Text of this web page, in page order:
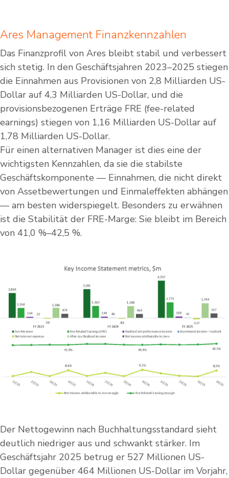
Ares Management Finanzkennzahlen
Das Finanzprofil von Ares bleibt stabil und verbessert
sich stetig. In den Geschäftsjahren 2023–2025 stiegen
die Einnahmen aus Provisionen von 2,8 Milliarden US-
Dollar auf 4,3 Milliarden US-Dollar, und die
provisionsbezogenen Erträge FRE (fee-related
earnings) stiegen von 1,16 Milliarden US-Dollar auf
1,78 Milliarden US-Dollar.
Für einen alternativen Manager ist dies eine der
wichtigsten Kennzahlen, da sie die stabilste
Geschäftskomponente — Einnahmen, die nicht direkt
von Assetbewertungen und Einmaleffekten abhängen
— am besten widerspiegelt. Besonders zu erwähnen
ist die Stabilität der FRE-Marge: Sie bleibt im Bereich
von 41,0 %–42,5 %.
Der Nettogewinn nach Buchhaltungsstandard sieht
deutlich niedriger aus und schwankt stärker. Im
Geschäftsjahr 2025 betrug er 527 Millionen US-
Dollar gegenüber 464 Millionen US-Dollar im Vorjahr,